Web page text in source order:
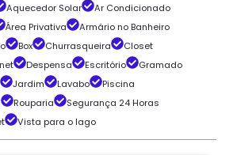
Aquecedor Solar
Ar Condicionado
Área Privativa
Armário no Banheiro
Box Churrasqueira
Closet
Despensa Escritório
Gramado
Jardim Lavabo
Piscina
Rouparia
Segurança 24 Horas
Vista para o lago